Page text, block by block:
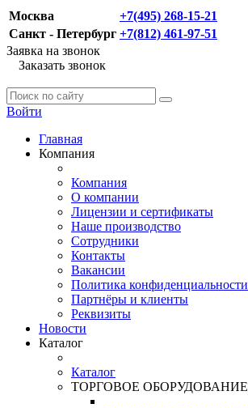
Москва
+7(495) 268-15-21
Санкт - Петербург +7(812) 461-97-51
Заявка на звонок
Заказать звонок
Войти
Главная
Компания
Компания
О компании
Лицензии и сертификаты
Наше производство
Сотрудники
Контакты
Вакансии
Политика конфиденциальности
Партнёры и клиенты
Реквизиты
Новости
Каталог
Каталог
ТОРГОВОЕ ОБОРУДОВАНИЕ